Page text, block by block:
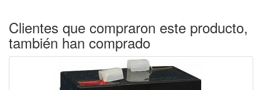
Clientes que compraron este producto,
también han comprado